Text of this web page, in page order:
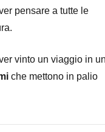
pensare a tutte le
vinto un viaggio in
che mettono in palio